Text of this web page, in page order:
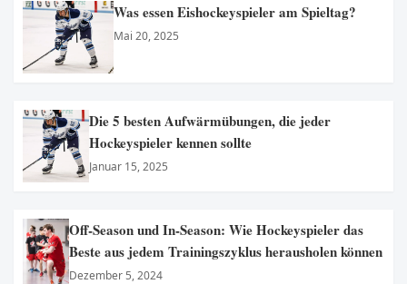
Was essen Eishockeyspieler am Spieltag?
Mai 20, 2025
Die 5 besten Aufwärmübungen, die jeder
Hockeyspieler kennen sollte
Januar 15, 2025
Off-Season und In-Season: Wie Hockeyspieler das
Beste aus jedem Trainingszyklus herausholen können
Dezember 5, 2024